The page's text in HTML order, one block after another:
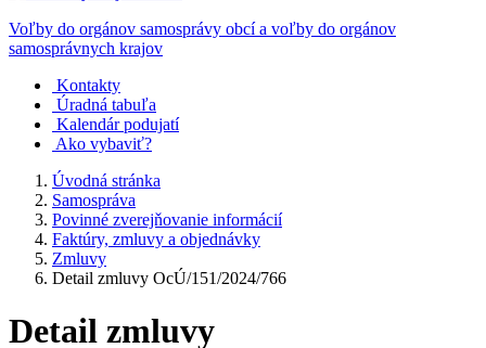
Voľby do orgánov samosprávy obcí a voľby do orgánov
samosprávnych krajov
Kontakty
Úradná tabuľa
Kalendár podujatí
Ako vybaviť?
Úvodná stránka
Samospráva
Povinné zverejňovanie informácií
Faktúry, zmluvy a objednávky
Zmluvy
Detail zmluvy OcÚ/151/2024/766
Detail zmluvy